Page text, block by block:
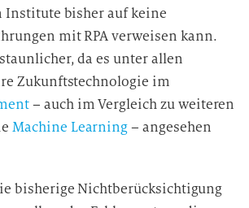
Institute bisher auf keine
mit RPA verweisen kann.
da es unter allen
Zukunftstechnologie im
– auch im Vergleich zu weiteren
Machine Learning– angesehen
bisherige Nichtberücksichtigung